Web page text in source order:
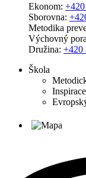
Ekonom:
Sborovna:
Metodika
Výchovný
Družina: +420
Škola